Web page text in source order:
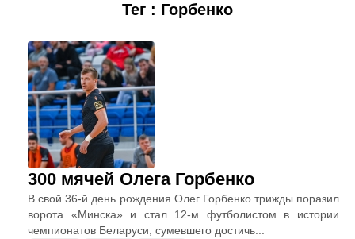
Тег : Горбенко
300 мячей Олега Горбенко
В свой 36-й день рождения Олег Горбенко трижды поразил
ворота «Минска» и стал 12-м футболистом в истории
чемпионатов Беларуси, сумевшего достичь...